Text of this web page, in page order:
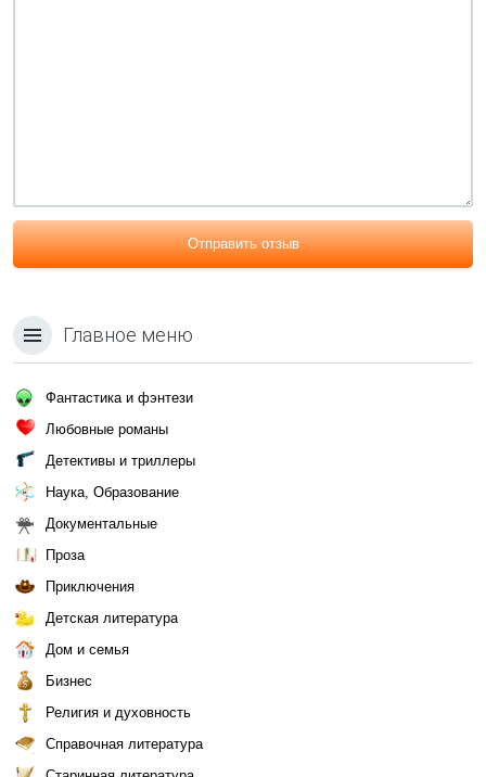
Отправить отзыв
Главное меню
Фантастика и фэнтези
Любовные романы
Детективы и триллеры
Наука, Образование
Документальные
Проза
Приключения
Детская литература
Дом и семья
Бизнес
Религия и духовность
Справочная литература